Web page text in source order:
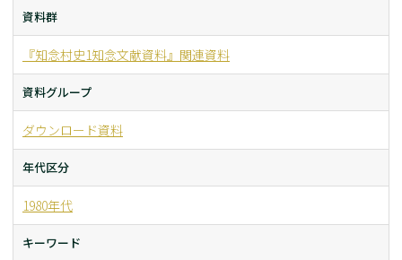
資料群
『知念村史1知念文献資料』関連資料
資料グループ
ダウンロード資料
年代区分
1980年代
キーワード